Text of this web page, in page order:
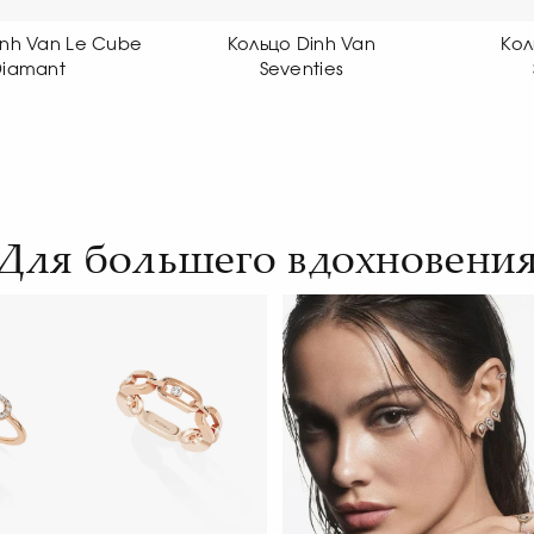
Dinh Van
Seventies
Кольцо Dinh Van
Seventies
большего